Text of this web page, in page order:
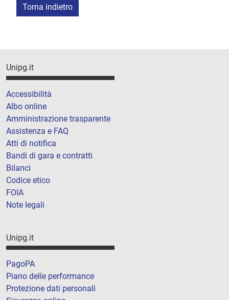
Torna indietro
Unipg.it
Accessibilità
Albo online
Amministrazione trasparente
Assistenza e FAQ
Atti di notifica
Bandi di gara e contratti
Bilanci
Codice etico
FOIA
Note legali
Unipg.it
PagoPA
Piano delle performance
Protezione dati personali